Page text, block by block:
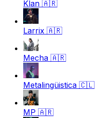
Klan 🇦🇷
Larrix 🇦🇷
Mecha 🇦🇷
Metalingüistica 🇨🇱
MP 🇦🇷